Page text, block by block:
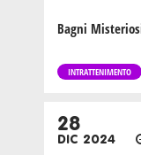
Bagni
INTRATTENIMENTO
28
DIC 2024